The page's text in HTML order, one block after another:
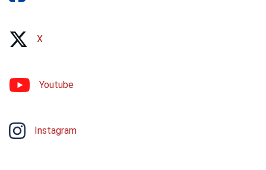
X
Youtube
Instagram